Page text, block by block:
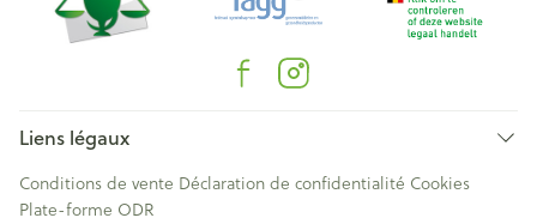
Liens légaux
Conditions de vente Déclaration de confidentialité Cookies
Plate-forme ODR